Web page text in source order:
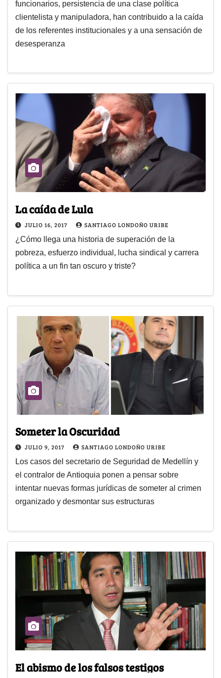
funcionarios, persistencia de una clase política
clientelista y manipuladora, han contribuido a la caída
de los referentes institucionales y a una sensación de
desesperanza
La caída de Lula
JULIO 16, 2017 SANTIAGO LONDOÑO URIBE
¿Cómo llega una historia de superación de la
pobreza, esfuerzo individual, lucha sindical y carrera
política a un fin tan oscuro y triste?
Someter la Oscuridad
JULIO 9, 2017 SANTIAGO LONDOÑO URIBE
Los casos del secretario de Seguridad de Medellín y
el contralor de Antioquia ponen a pensar sobre
intentar nuevas formas jurídicas de someter al crimen
organizado y desmontar sus estructuras
El abismo de los falsos testigos